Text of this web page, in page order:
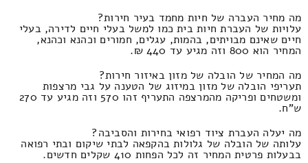
מה מחיר העברה של חיות מחמד בעיר חירות?
עלויות של העברת חיות בית כמו למשל בעלי חיים לדירה, בעלי
חיים שאינם מבויתים, בהמות, עגלים, חמורים וכהנא וכהנא,
המחיר הוא 800 וזה מגיע עד 440 ₪.
מה המחיר של הובלה של מזון באיזור חירות?
תעריפי הובלה של מזון במיזוג של הטענה על גבי מרצפות
ומשטחים ופריקה מהמרצפה התעריף זהו 570 וזה מגיע עד 270
ש"ח.
מה יעלה העברת ציוד רפואי בחירות והסביבה?
עלותה של הובלה של גלולות בהקפאה לבתי שיקום ובתי רפואה
בבעלות פרטית המחיר זה לכל הפחות 410 שקלים חדשים.